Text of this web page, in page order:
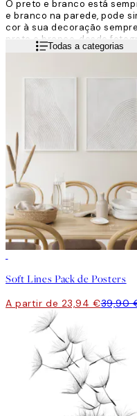
O preto e branco está
e branco na parede, pode
cor à sua decoração
preto e branco, desde
temas da natureza a preto
Leia maisTodas a categorias
Soft Lines Pack de Posters
A partir de 23,94 €39,90